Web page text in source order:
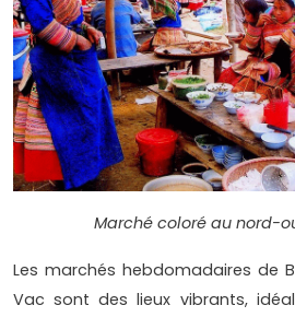
Marché coloré au nord-
Les marchés hebdomadaires de
Vac sont des lieux vibrants,